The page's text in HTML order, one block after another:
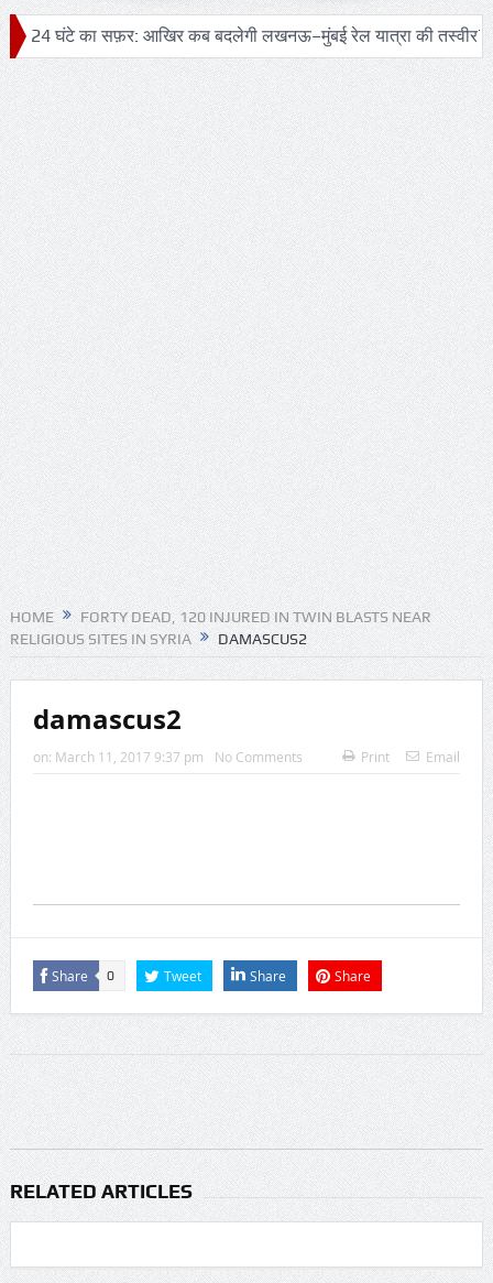
का सफ़र: आखिर कब बदलेगी लखनऊ–मुंबई रेल यात्रा की तस्वीर?
HOME
FORTY DEAD, 120 INJURED IN TWIN BLASTS NEAR
RELIGIOUS SITES IN SYRIA
DAMASCUS2
damascus2
on: March 11, 2017 9:37 pm No Comments Print Email
Share 0 Tweet Share Share
RELATED ARTICLES